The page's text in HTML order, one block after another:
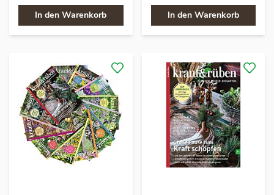
In den Warenkorb In den Warenkorb